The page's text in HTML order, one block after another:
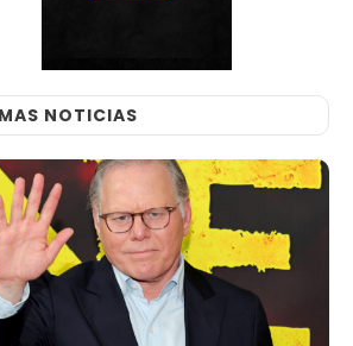
NOTICIAS